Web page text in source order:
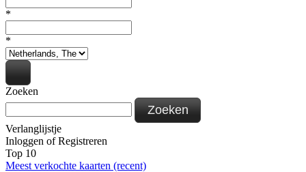
*
*
Zoeken
Zoeken
Verlanglijstje
Inloggen ofRegistreren
Top 10
Meest verkochte kaarten (recent)